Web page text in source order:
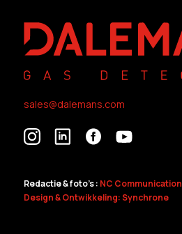
sales@dalemans.com
Redactie & foto's : NC Communication
Design & Ontwikkeling: Synchrone